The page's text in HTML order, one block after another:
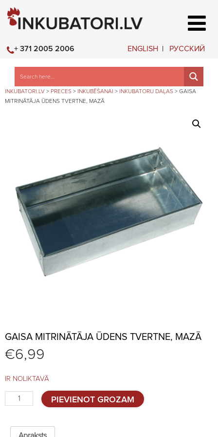
ENGLISH РУССКИЙ
+ 371 2005 2006
INKUBATORI.LV > PRECES > INKUBĒŠANAI > INKUBATORU DAĻAS > GAISA
MITRINĀTĀJA ŪDENS TVERTNE, MAZĀ
GAISA MITRINĀTĀJA ŪDENS TVERTNE, MAZĀ
€6,99
IR NOLIKTAVĀ
Gaisa
mitrinātāja
tvertne,
mazā
PIEVIENOT GROZAM